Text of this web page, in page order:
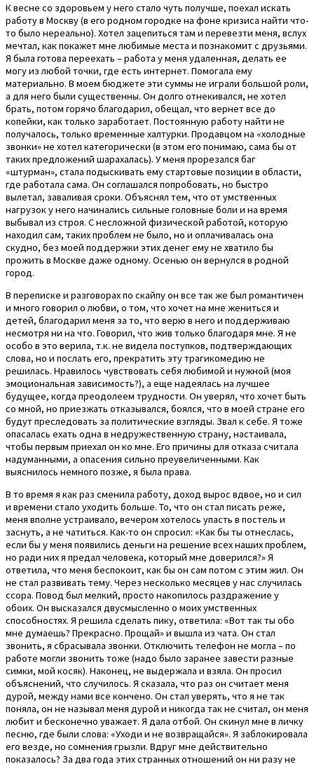
К весне со здоровьем у него стало чуть получше, поехал искать
работу в Москву (в его родном городке на фоне кризиса найти что-
то было нереально). Хотел зацепиться там и перевезти меня, вслух
мечтал, как покажет мне любимые места и познакомит с друзьями.
Я была готова переехать – работа у меня удаленная, делать ее
могу из любой точки, где есть интернет. Помогала ему
материально. В моем бюджете эти суммы не играли большой роли,
а для него были существенны. Он долго отнекивался, не хотел
брать, потом горячо благодарил, обещал, что вернет все до
копейки, как только заработает. Постоянную работу найти не
получалось, только временные халтурки. Продавцом на «холодные
звонки» не хотел категорически (в этом его понимаю, сама бы от
таких предложений шарахалась). У меня прорезался баг
«штурман», стала подыскивать ему стартовые позиции в области,
где работала сама. Он соглашался попробовать, но быстро
вылетал, заваливая сроки. Объяснял тем, что от умственных
нагрузок у него начинались сильные головные боли и на время
выбывал из строя. С несложной физической работой, которую
находил сам, таких проблем не было, но и оплачивалась она
скудно, без моей поддержки этих денег ему не хватило бы
прожить в Москве даже одному. Осенью он вернулся в родной
город.
В переписке и разговорах по скайпу он все так же был романтичен
и много говорил о любви, о том, что хочет на мне жениться и
детей, благодарил меня за то, что верю в него и поддерживаю
несмотря ни на что. Говорил, что жив только благодаря мне. Я не
особо в это верила, т.к. не видела поступков, подтверждающих
слова, но и послать его, прекратить эту трагикомедию не
решилась. Нравилось чувствовать себя любимой и нужной (моя
эмоциональная зависимость?), а еще надеялась на лучшее
будущее, когда преодолеем трудности. Он уверял, что хочет быть
со мной, но приезжать отказывался, боялся, что в моей стране его
будут преследовать за политические взгляды. Звал к себе. Я тоже
опасалась ехать одна в недружественную страну, настаивала,
чтобы первым приехал он ко мне. Его причины для отказа считала
надуманными, а опасения сильно преувеличенными. Как
выяснилось немного позже, я была права.
В то время я как раз сменила работу, доход вырос вдвое, но и сил
и времени стало уходить больше. То, что он стал писать реже,
меня вполне устраивало, вечером хотелось упасть в постель и
заснуть, а не чатиться. Как-то он спросил: «Как бы ты отнеслась,
если бы у меня появились деньги на решение всех наших проблем,
но ради них я предал человека, который мне доверился?» Я
ответила, что меня беспокоит, как бы он сам потом с этим жил. Он
не стал развивать тему. Через несколько месяцев у нас случилась
ссора. Повод был мелкий, просто накопилось раздражение у
обоих. Он высказался двусмысленно о моих умственных
способностях. Я решила сделать пику, ответила: «Вот так ты обо
мне думаешь? Прекрасно. Прощай» и вышла из чата. Он стал
звонить, я сбрасывала звонки. Отключить телефон не могла – по
работе могли звонить тоже (надо было заранее завести разные
симки, мой косяк). Наконец, не выдержала и взяла. Он просил
объяснений, что случилось. Я сказала, что раз он считает меня
дурой, между нами все кончено. Он стал уверять, что я не так
поняла, он не называл меня дурой и никогда так не считал, он меня
любит и бесконечно уважает. Я дала отбой. Он скинул мне в личку
песню, где были слова: «Уходи и не возвращайся». Я заблокировала
его везде, но сомнения грызли. Вдруг мне действительно
показалось? За два года этих странных отношений он ни разу не